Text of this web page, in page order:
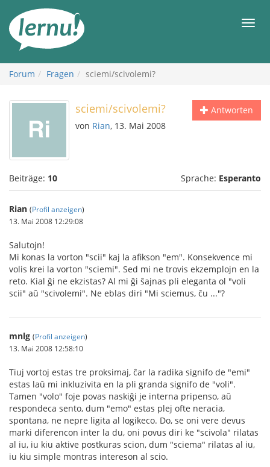
Inhalt
Forum Fragen sciemi/scivolemi?
Antworten
sciemi/scivolemi?
von Rian, 13. Mai 2008
Beiträge: 10 Sprache: Esperanto
Rian (Profil anzeigen)
13. Mai 2008 12:29:08
Salutojn!
Mi konas la vorton "scii" kaj la afikson "em". Konsekvence mi
volis krei la vorton "sciemi". Sed mi ne trovis ekzemplojn en la
reto. Kial ĝi ne ekzistas? Al mi ĝi ŝajnas pli eleganta ol "voli
scii" aŭ "scivolemi". Ne eblas diri "Mi sciemus, ĉu ..."?
mnlg (Profil anzeigen)
13. Mai 2008 12:58:10
Tiuj vortoj estas tre proksimaj, ĉar la radika signifo de "emi"
estas laŭ mi inkluzivita en la pli granda signifo de "voli".
Tamen "volo" foje povas naskiĝi je interna pripenso, aŭ
respondeca sento, dum "emo" estas plej ofte neracia,
spontana, ne nepre ligita al logikeco. Do, se oni vere devus
marki diferencon inter la du, oni povus diri ke "scivola" rilatas
al iu, iu kiu aktive postkuras scion, dum "sciema" rilatas al iu,
iu kiu simple montras intereson al scio.